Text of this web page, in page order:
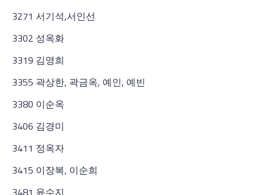
3271 서기석,서인선
3302 성옥화
3319 김영희
3355 곽상한, 곽금옥, 예인, 예빈
3380 이순옥
3406 김경미
3411 정옥자
3415 이장복, 이순희
3481 윤수지